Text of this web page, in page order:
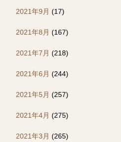
2021年9月 (17)
2021年8月 (167)
2021年7月 (218)
2021年6月 (244)
2021年5月 (257)
2021年4月 (275)
2021年3月 (265)